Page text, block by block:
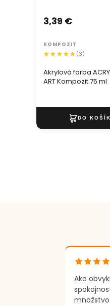
Akrylová farba
ART Kompozit 75 ml
3,39 €
KOMPOZIT
(3)
Ako